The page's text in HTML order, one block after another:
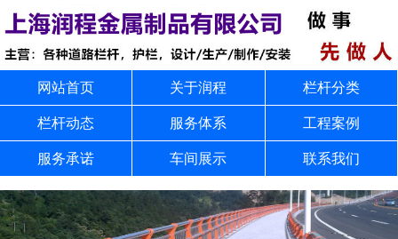
网站首页 关于润程 栏杆分类
栏杆动态 服务体系 工程案例
服务承诺 车间展示 联系我们